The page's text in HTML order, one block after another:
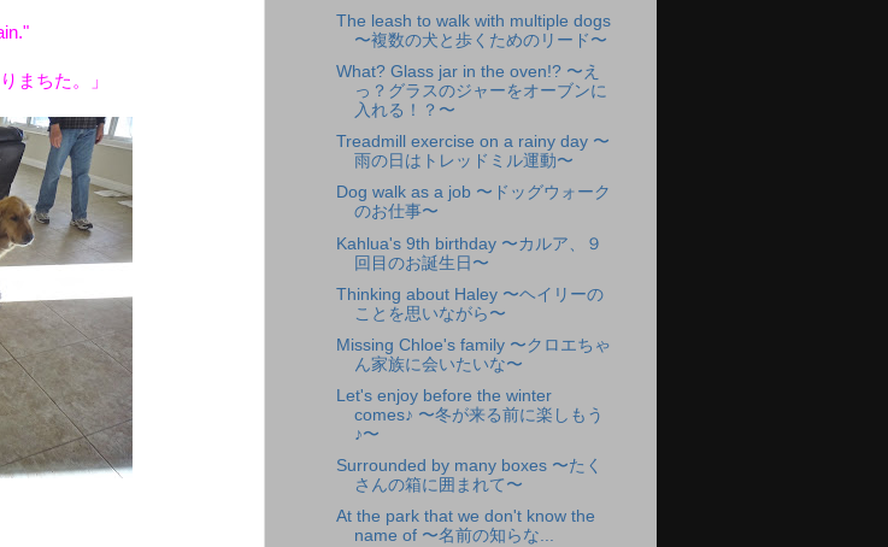
まちた。」
The leash to walk with multiple dogs
〜複数の犬と歩くためのリード〜
What? Glass jar in the oven!? 〜え
っ？グラスのジャーをオーブンに
入れる！？〜
Treadmill exercise on a rainy day 〜
雨の日はトレッドミル運動〜
Dog walk as a job 〜ドッグウォーク
のお仕事〜
Kahlua's 9th birthday 〜カルア、９
回目のお誕生日〜
Thinking about Haley 〜ヘイリーの
ことを思いながら〜
Missing Chloe's family 〜クロエちゃ
ん家族に会いたいな〜
Let's enjoy before the winter
comes♪ 〜冬が来る前に楽しもう
♪〜
Surrounded by many boxes 〜たく
さんの箱に囲まれて〜
At the park that we don't know the
name of 〜名前の知らな...